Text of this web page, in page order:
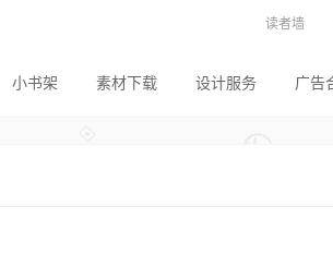
读者墙
小书架 素材下载 设计服务 广告